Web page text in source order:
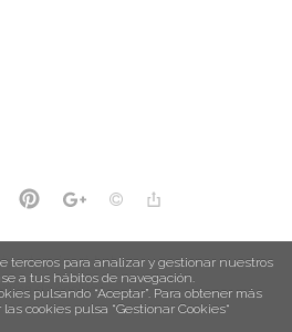
de privacidad
de cookies
terceros para analizar y gestionar nuestros
a tus hábitos de navegación.
pulsando “Aceptar”. Para obtener más
cookies pulsa “Gestionar Cookies“